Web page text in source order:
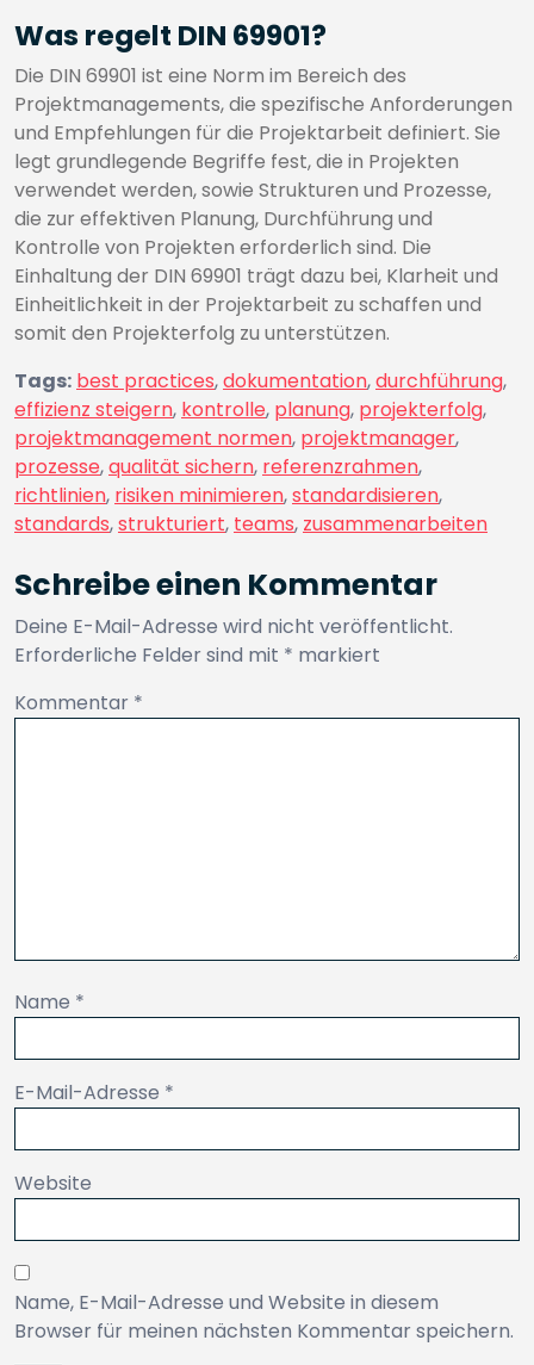
Was regelt DIN 69901?
Die DIN 69901 ist eine Norm im Bereich des
Projektmanagements, die spezifische Anforderungen
und Empfehlungen für die Projektarbeit definiert. Sie
legt grundlegende Begriffe fest, die in Projekten
verwendet werden, sowie Strukturen und Prozesse,
die zur effektiven Planung, Durchführung und
Kontrolle von Projekten erforderlich sind. Die
Einhaltung der DIN 69901 trägt dazu bei, Klarheit und
Einheitlichkeit in der Projektarbeit zu schaffen und
somit den Projekterfolg zu unterstützen.
Tags: best practices,dokumentation,durchführung,
effizienz steigern, kontrolle, planung, projekterfolg,
projektmanagement normen, projektmanager,
prozesse,qualität sichern, referenzrahmen,
richtlinien, risiken minimieren,standardisieren,
standards,strukturiert, teams, zusammenarbeiten
Schreibe einen Kommentar
Deine E-Mail-Adresse wird nicht veröffentlicht.
Erforderliche Felder sind mit * markiert
Kommentar *
Name *
E-Mail-Adresse *
Website
Name, E-Mail-Adresse und Website in diesem
Browser für meinen nächsten Kommentar speichern.